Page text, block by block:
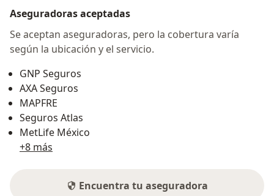
Aseguradoras aceptadas
Se aceptan aseguradoras, pero la cobertura varía
según la ubicación y el servicio.
GNP Seguros
AXA Seguros
MAPFRE
Seguros Atlas
MetLife México
+8 más
Encuentra tu aseguradora